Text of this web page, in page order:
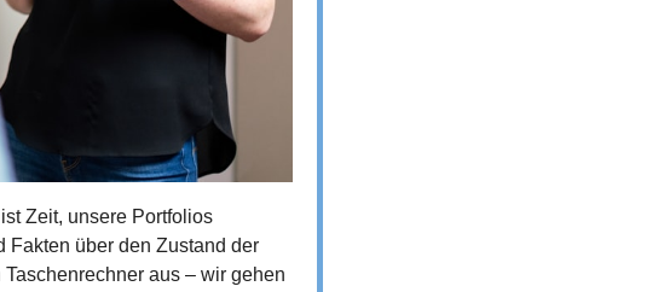
Zeit, unsere Portfolios
Fakten über den Zustand der
aus – wir gehen